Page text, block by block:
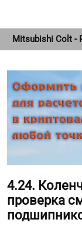
Mitsubishi Colt -
4.24.
проверка